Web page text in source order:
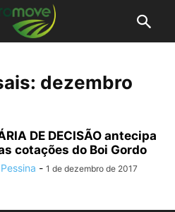
dezembro
DE DECISÃO antecipa
cotações do Boi Gordo
- 1 de dezembro de 2017